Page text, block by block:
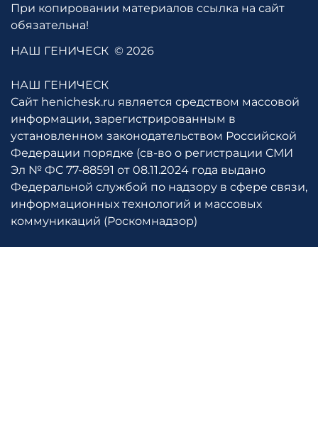
При копировании материалов ссылка на сайт
обязательна!
НАШ ГЕНИЧЕСК © 2026
НАШ ГЕНИЧЕСК
Сайт henichesk.ru является средством массовой
информации, зарегистрированным в
установленном законодательством Российской
Федерации порядке (св-во о регистрации СМИ
Эл № ФС 77-88591 от 08.11.2024 года выдано
Федеральной службой по надзору в сфере связи,
информационных технологий и массовых
коммуникаций (Роскомнадзор)